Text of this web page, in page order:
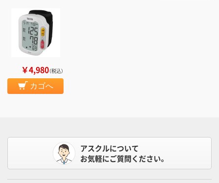
￥4,980（税込）
カゴへ
アスクルについて
お気軽にご質問ください。